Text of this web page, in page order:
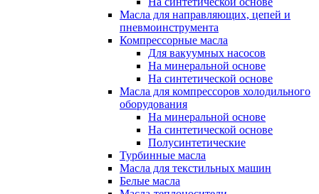
Масла для направляющих, цепей и
пневмоинструмента
Компрессорные масла
Для вакуумных насосов
На минеральной основе
На синтетической основе
Масла для компрессоров холодильного
оборудования
На минеральной основе
На синтетической основе
Полусинтетические
Турбинные масла
Масла для текстильных машин
Белые масла